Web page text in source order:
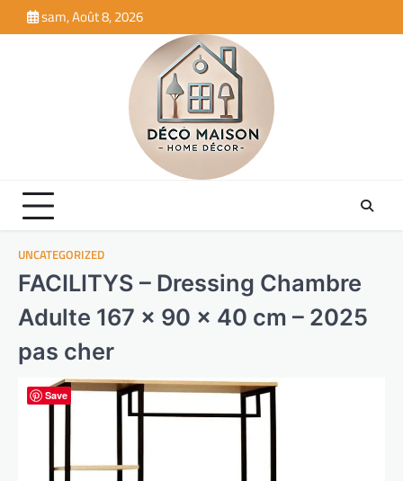
to
sam, Août 8, 2026
UNCATEGORIZED
FACILITYS – Dressing Chambre
Adulte 167 x 90 x 40 cm – 2025
pas cher
Save